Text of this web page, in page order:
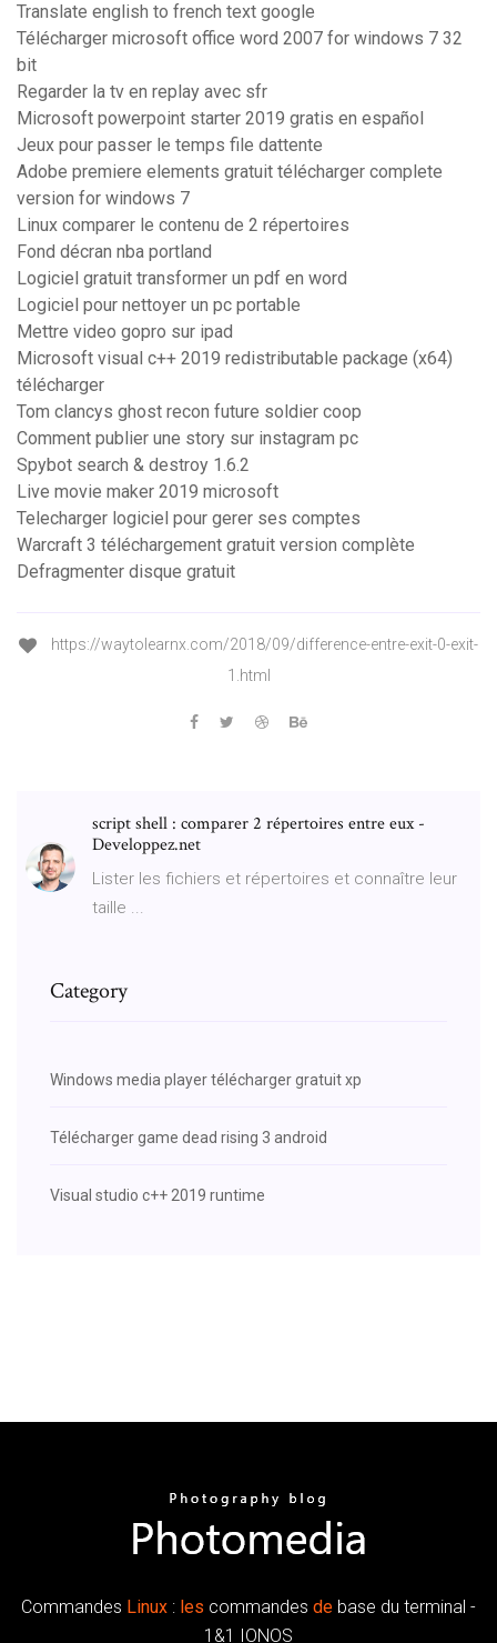
Translate english to french text google
Télécharger microsoft office word 2007 for windows 7 32
bit
Regarder la tv en replay avec sfr
Microsoft powerpoint starter 2019 gratis en español
Jeux pour passer le temps file dattente
Adobe premiere elements gratuit télécharger complete
version for windows 7
Linux comparer le contenu de 2 répertoires
Fond décran nba portland
Logiciel gratuit transformer un pdf en word
Logiciel pour nettoyer un pc portable
Mettre video gopro sur ipad
Microsoft visual c++ 2019 redistributable package (x64)
télécharger
Tom clancys ghost recon future soldier coop
Comment publier une story sur instagram pc
Spybot search & destroy 1.6.2
Live movie maker 2019 microsoft
Telecharger logiciel pour gerer ses comptes
Warcraft 3 téléchargement gratuit version complète
Defragmenter disque gratuit
https://waytolearnx.com/2018/09/difference-entre-exit-0-exit-
1.html
script shell : comparer 2 répertoires entre eux -
Developpez.net
Lister les fichiers et répertoires et connaître leur
taille ...
Category
Windows media player télécharger gratuit xp
Télécharger game dead rising 3 android
Visual studio c++ 2019 runtime
Commandes Linux : les commandes de base du terminal -
1&1 IONOS